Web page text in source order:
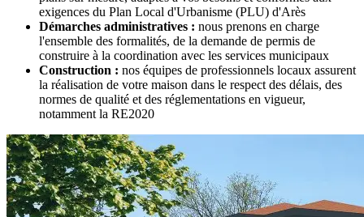
exigences du Plan Local d'Urbanisme (PLU) d'Arès
Démarches administratives : nous prenons en charge
l'ensemble des formalités, de la demande de permis de
construire à la coordination avec les services municipaux
Construction : nos équipes de professionnels locaux assurent
la réalisation de votre maison dans le respect des délais, des
normes de qualité et des réglementations en vigueur,
notamment la RE2020